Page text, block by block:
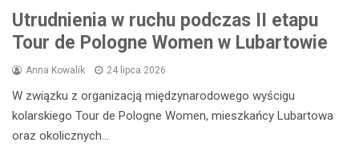
Utrudnienia w ruchu podczas II etapu
Tour de Pologne Women w Lubartowie
Anna Kowalik 24 lipca 2026
W związku z organizacją międzynarodowego wyścigu
kolarskiego Tour de Pologne Women, mieszkańcy Lubartowa
oraz okolicznych…